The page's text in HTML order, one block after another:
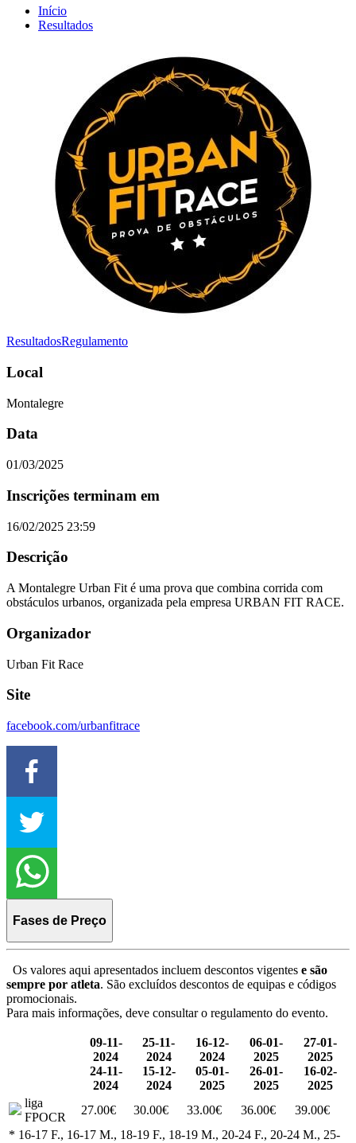
Início
Resultados
ResultadosRegulamento
Local
Montalegre
Data
01/03/2025
Inscrições terminam em
16/02/2025 23:59
Descrição
A Montalegre Urban Fit é uma prova que combina corrida com
obstáculos urbanos, organizada pela empresa URBAN FIT RACE.
Organizador
Urban Fit Race
Site
facebook.com/urbanfitrace
Fases de Preço
Os valores aqui apresentados incluem descontos vigentes e são
sempre por atleta. São excluídos descontos de equipas e códigos
promocionais.
Para mais informações, deve consultar o regulamento do evento.
09-11-
2024
24-11-
2024
25-11-
2024
15-12-
2024
16-12-
2024
05-01-
2025
06-01-
2025
26-01-
2025
27-01-
2025
16-02-
2025
liga
FPOCR
27.00€ 30.00€ 33.00€ 36.00€
39.00€
* 16-17 F., 16-17 M., 18-19 F., 18-19 M., 20-24 F., 20-24 M., 25-